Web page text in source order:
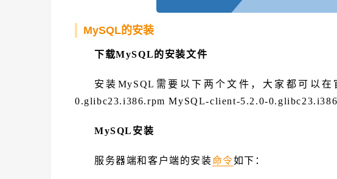
MySQL的安装
下载MySQL的安装文件
安装MySQL需要以下两个文件，大家都可以在
0.glibc23.i386.rpm MySQL-client-5.2.0-
MySQL安装
服务器端和客户端的安装命令如下：